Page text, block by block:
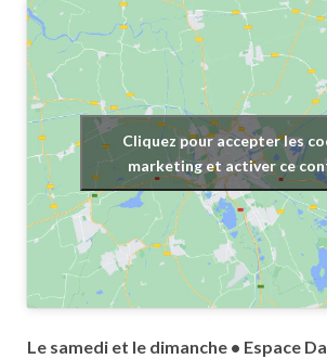
Cliquez pour accepter les
marketing et activer ce
Le samedi et le dimanche • Espace